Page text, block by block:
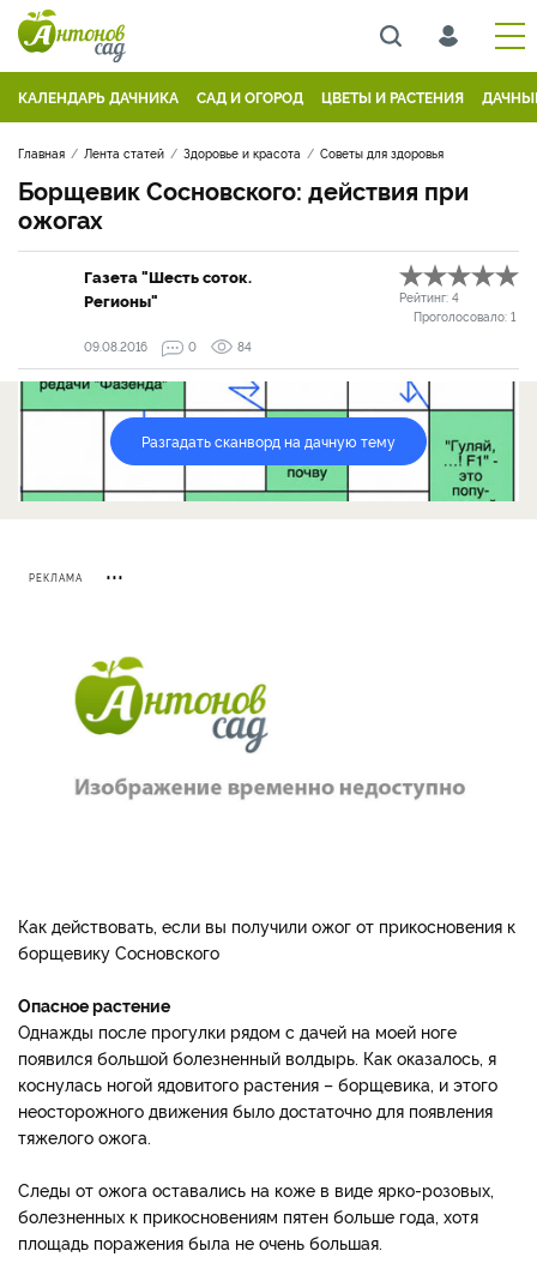
КАЛЕНДАРЬ ДАЧНИКА САД И ОГОРОД ЦВЕТЫ И РАСТЕНИЯ
Главная Лента статей Здоровье и красота Советы для здоровья
Борщевик Сосновского: действия при
ожогах
Газета "Шесть соток.
Регионы"
Рейтинг: 4
Проголосовало: 1
09.08.2016
0 84
Разгадать сканворд на дачную тему
РЕКЛАМА
Как действовать, если вы получили ожог от прикосновения к
борщевику Сосновского
Опасное растение
Однажды после прогулки рядом с дачей на моей ноге
появился большой болезненный волдырь. Как оказалось, я
коснулась ногой ядовитого растения – борщевика, и этого
неосторожного движения было достаточно для появления
тяжелого ожога.
Следы от ожога оставались на коже в виде ярко-розовых,
болезненных к прикосновениям пятен больше года, хотя
площадь поражения была не очень большая.